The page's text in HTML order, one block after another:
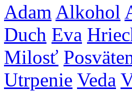
Adam Alkohol
Duch Eva
Milosť
Utrpenie Veda